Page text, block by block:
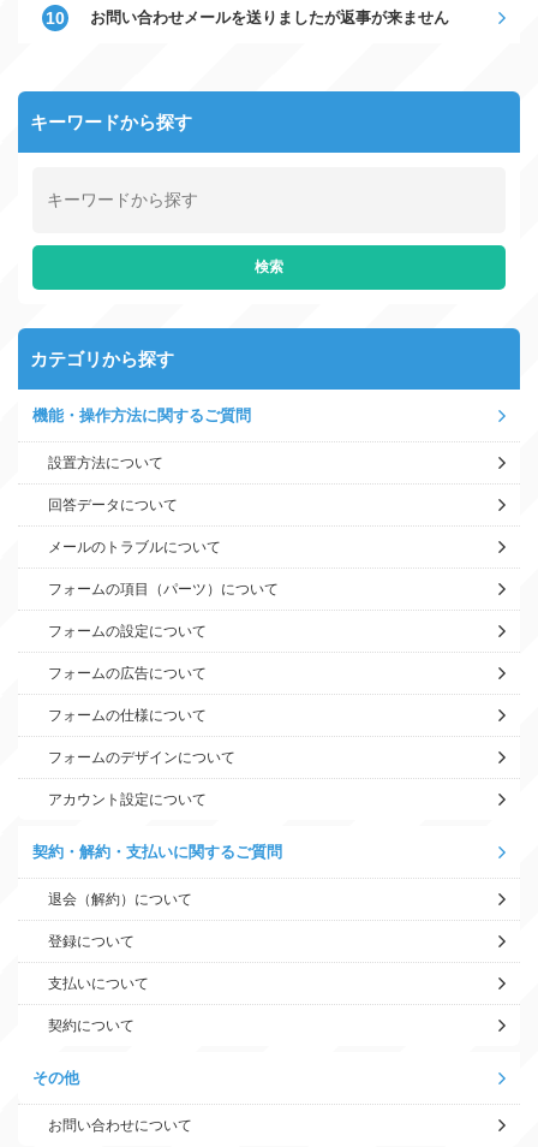
キーワードから探す
カテゴリから探す
機能・操作方法に関するご質問
設置方法について
回答データについて
メールのトラブルについて
フォームの項目（パーツ）について
フォームの設定について
フォームの広告について
フォームの仕様について
フォームのデザインについて
アカウント設定について
契約・解約・支払いに関するご質問
退会（解約）について
登録について
支払いについて
契約について
その他
お問い合わせについて
お問い合わせメールを送りましたが返事が来ません